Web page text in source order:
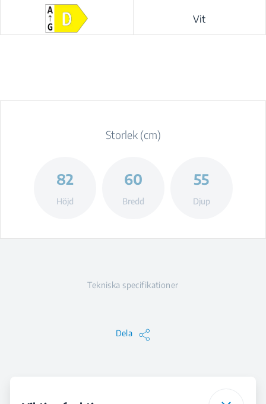
Vit
Storlek (cm)
82
Höjd
60
Bredd
55
Djup
Tekniska specifikationer
Dela